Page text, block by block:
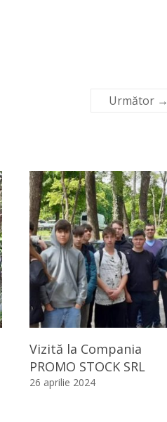
Următor →
Vizită la Compania
PROMO STOCK SRL
26 aprilie 2024